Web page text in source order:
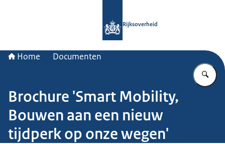
Rijksoverheid
Home Documenten
Brochure 'Smart Mobility,
Bouwen aan een nieuw
tijdperk op onze wegen'